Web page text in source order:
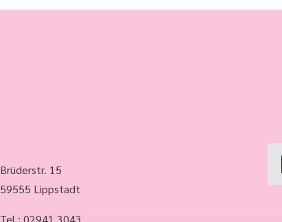
Brüderstr. 15
59555 Lippstadt
Tel.: 02941 3043